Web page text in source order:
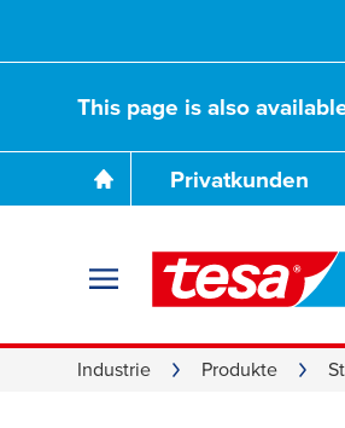
This page is also
Privatkunden
Industrie Produkte